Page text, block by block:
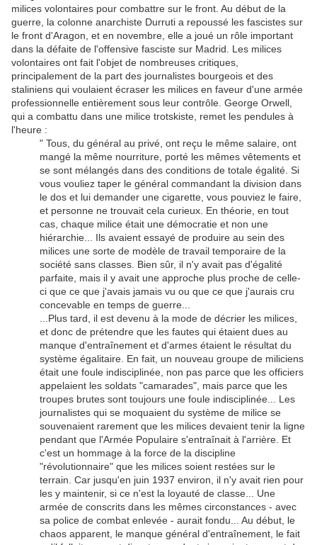
milices volontaires pour combattre sur le front. Au début de la
guerre, la colonne anarchiste Durruti a repoussé les fascistes sur
le front d'Aragon, et en novembre, elle a joué un rôle important
dans la défaite de l'offensive fasciste sur Madrid. Les milices
volontaires ont fait l'objet de nombreuses critiques,
principalement de la part des journalistes bourgeois et des
staliniens qui voulaient écraser les milices en faveur d'une armée
professionnelle entièrement sous leur contrôle. George Orwell,
qui a combattu dans une milice trotskiste, remet les pendules à
l'heure :
" Tous, du général au privé, ont reçu le même salaire, ont
mangé la même nourriture, porté les mêmes vêtements et
se sont mélangés dans des conditions de totale égalité. Si
vous vouliez taper le général commandant la division dans
le dos et lui demander une cigarette, vous pouviez le faire,
et personne ne trouvait cela curieux. En théorie, en tout
cas, chaque milice était une démocratie et non une
hiérarchie... Ils avaient essayé de produire au sein des
milices une sorte de modèle de travail temporaire de la
société sans classes. Bien sûr, il n'y avait pas d'égalité
parfaite, mais il y avait une approche plus proche de celle-
ci que ce que j'avais jamais vu ou que ce que j'aurais cru
concevable en temps de guerre...
...Plus tard, il est devenu à la mode de décrier les milices,
et donc de prétendre que les fautes qui étaient dues au
manque d'entraînement et d'armes étaient le résultat du
système égalitaire. En fait, un nouveau groupe de miliciens
était une foule indisciplinée, non pas parce que les officiers
appelaient les soldats "camarades", mais parce que les
troupes brutes sont toujours une foule indisciplinée... Les
journalistes qui se moquaient du système de milice se
souvenaient rarement que les milices devaient tenir la ligne
pendant que l'Armée Populaire s'entraînait à l'arrière. Et
c'est un hommage à la force de la discipline
"révolutionnaire" que les milices soient restées sur le
terrain. Car jusqu'en juin 1937 environ, il n'y avait rien pour
les y maintenir, si ce n'est la loyauté de classe... Une
armée de conscrits dans les mêmes circonstances - avec
sa police de combat enlevée - aurait fondu... Au début, le
chaos apparent, le manque général d'entraînement, le fait